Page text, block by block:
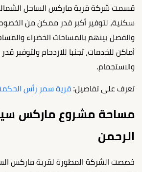
سكنية، لتوفير أكبر قدر ممكن من
والفصل بينهم بالمساحات الخضراء
أماكن للخدمات، تجنبا للازدحام ولتوفير
والاستجمام.
تعرف على تفاصيل: قرية سمر رأس
مساحة مشروع ماركس
الرحمن
خصصت الشركة المطورة لقرية ماركس